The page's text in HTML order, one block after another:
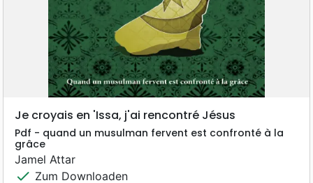
Je croyais en 'Issa, j'ai rencontré Jésus
Pdf - quand un musulman fervent est confronté à la
grâce
Jamel Attar
check Zum Downloaden